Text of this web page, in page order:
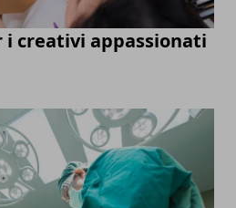
creativi appassionati